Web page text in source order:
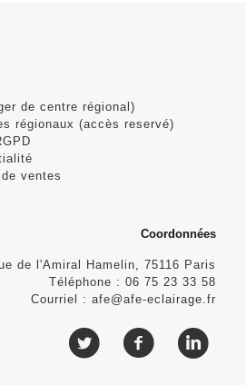
de centre régional)
régionaux (accès reservé)
ventes
Coordonnées
de l'Amiral Hamelin, 75116 Paris
Téléphone : 06 75 23 33 58
Courriel : afe@afe-eclairage.fr